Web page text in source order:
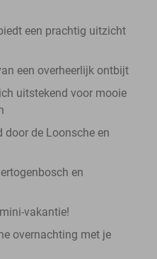
een prachtig uitzicht
een overheerlijk ontbijt
uitstekend voor mooie
de Loonsche en
en
vakantie!
overnachting met je